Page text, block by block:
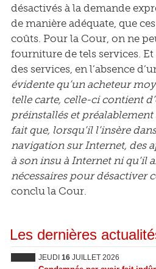
désactivés à la demande
de manière adéquate, que
coûts. Pour la Cour, on ne
fourniture de tels services.
des services, en l’absence
évidente qu’un acheteur
telle carte, celle-ci contient
préinstallés et
fait que, lorsqu’il l’insère
navigation sur Internet, des
à son insu à Internet ni qu’il
nécessaires pour désactiver
conclu la Cour.
Les dernières
JEUDI 16 JUILLET 2026